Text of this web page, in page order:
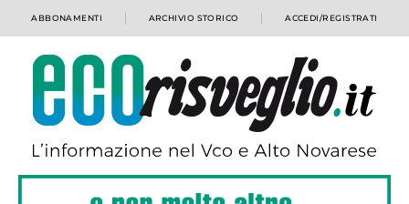
ABBONAMENTI ARCHIVIO STORICO ACCEDI/REGISTRATI